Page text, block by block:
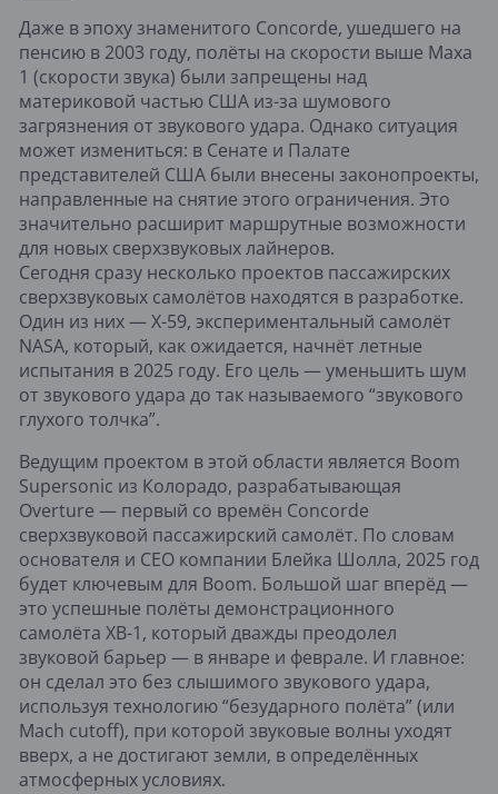
Даже в эпоху знаменитого Concorde, ушедшего на
пенсию в 2003 году, полёты на скорости выше Маха
1 (скорости звука) были запрещены над
материковой частью США из-за шумового
загрязнения от звукового удара. Однако ситуация
может измениться: в Сенате и Палате
представителей США были внесены законопроекты,
направленные на снятие этого ограничения. Это
значительно расширит маршрутные возможности
для новых сверхзвуковых лайнеров.
Сегодня сразу несколько проектов пассажирских
сверхзвуковых самолётов находятся в разработке.
Один из них — X-59, экспериментальный самолёт
NASA, который, как ожидается, начнёт летные
испытания в 2025 году. Его цель — уменьшить шум
от звукового удара до так называемого “звукового
глухого толчка”.
Ведущим проектом в этой области является Boom
Supersonic из Колорадо, разрабатывающая
Overture — первый со времён Concorde
сверхзвуковой пассажирский самолёт. По словам
основателя и CEO компании Блейка Шолла, 2025 год
будет ключевым для Boom. Большой шаг вперёд —
это успешные полёты демонстрационного
самолёта XB-1, который дважды преодолел
звуковой барьер — в январе и феврале. И главное:
он сделал это без слышимого звукового удара,
используя технологию “безударного полёта” (или
Mach cutoff), при которой звуковые волны уходят
вверх, а не достигают земли, в определённых
атмосферных условиях.